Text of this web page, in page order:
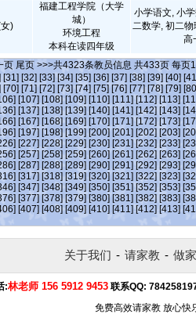
)
福建工程学院（大学
城）
环境工程
本科在读四年级
小学语文, 小
二数学, 初二
高
页 尾页 >>>共4323条教员信息 共433页 每页
[31] [32] [33] [34] [35] [36] [37] [38] [39] [40]
[70] [71] [72] [73] [74] [75] [76] [77] [78] [79]
[107] [108] [109] [110] [111] [112] [113]
[137] [138] [139] [140] [141] [142] [143]
[167] [168] [169] [170] [171] [172] [173]
[197] [198] [199] [200] [201] [202] [203]
[227] [228] [229] [230] [231] [232] [233]
[257] [258] [259] [260] [261] [262] [263]
[287] [288] [289] [290] [291] [292] [293]
[317] [318] [319] [320] [321] [322] [323]
[347] [348] [349] [350] [351] [352] [353]
[377] [378] [379] [380] [381] [382] [383]
[407] [408] [409] [410] [411] [412] [413]
关于我们 - 请家教 - 做
:林老师 156 5912 9453 联系QQ:
免费高效请家教 放心快